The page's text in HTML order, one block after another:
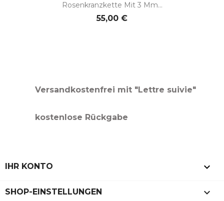
Rosenkranzkette Mit 3 Mm...
55,00 €
Versandkostenfrei mit "Lettre suivie"
kostenlose Rückgabe
IHR KONTO 
SHOP-EINSTELLUNGEN keyboard_arrow_down